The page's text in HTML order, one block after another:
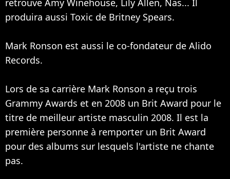
retrouve Amy Winehouse, Lily Allen, Nas... Il
produira aussi Toxic de Britney Spears.
Mark Ronson est aussi le co-fondateur de Alido
Records.
Lors de sa carrière Mark Ronson a reçu trois
Grammy Awards et en 2008 un Brit Award pour le
titre de meilleur artiste masculin 2008. Il est la
première personne à remporter un Brit Award
pour des albums sur lesquels l'artiste ne chante
pas.